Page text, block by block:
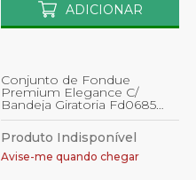
ADICIONAR
Conjunto de Fondue
Premium Elegance C/
Bandeja Giratoria Fd0685
Ferimte
Produto Indisponível
Avise-me quando chegar